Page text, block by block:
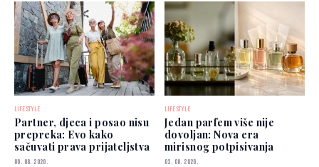
LIFESTYLE
Partner, djeca i posao nisu
prepreka: Evo kako
sačuvati prava prijateljstva
06. 08. 2026.
LIFESTYLE
Jedan parfem više nije
dovoljan: Nova era
mirisnog potpisivanja
03. 08. 2026.